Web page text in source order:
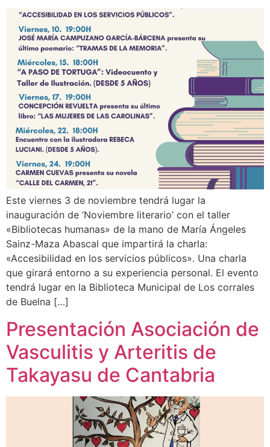
Este viernes 3 de noviembre tendrá lugar la
inauguración de ‘Noviembre literario’ con el taller
«Bibliotecas humanas» de la mano de María Ángeles
Sainz-Maza Abascal que impartirá la charla:
«Accesibilidad en los servicios públicos». Una charla
que girará entorno a su experiencia personal. El evento
tendrá lugar en la Biblioteca Municipal de Los corrales
de Buelna […]
Presentación Asociación de
Vasculitis y Arteritis de
Takayasu de Cantabria